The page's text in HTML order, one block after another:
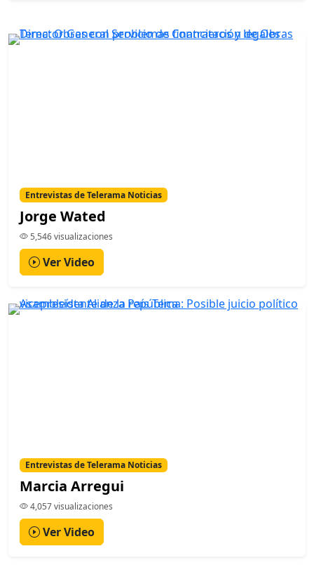
Entrevistas de Telerama Noticias
Jorge Wated
5,546 visualizaciones
Ver Video
Entrevistas de Telerama Noticias
Marcia Arregui
4,057 visualizaciones
Ver Video